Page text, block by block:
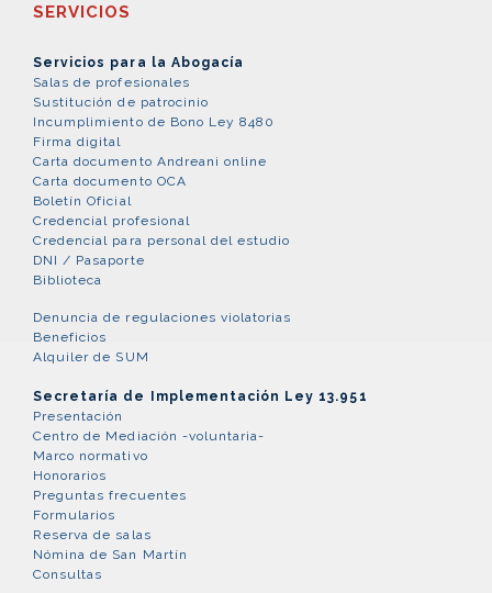
SERVICIOS
Servicios para la Abogacía
Salas de profesionales
Sustitución de patrocinio
Incumplimiento de Bono Ley 8480
Firma digital
Carta documento Andreani online
Carta documento OCA
Boletín Oficial
Credencial profesional
Credencial para personal del estudio
DNI / Pasaporte
Biblioteca
Denuncia de regulaciones violatorias
Beneficios
Alquiler de SUM
Secretaría de Implementación Ley 13.951
Presentación
Centro de Mediación -voluntaria-
Marco normativo
Honorarios
Preguntas frecuentes
Formularios
Reserva de salas
Nómina de San Martín
Consultas